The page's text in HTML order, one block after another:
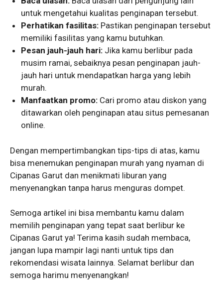
untuk mengetahui kualitas penginapan tersebut.
Perhatikan fasilitas: Pastikan penginapan tersebut
memiliki fasilitas yang kamu butuhkan.
Pesan jauh-jauh hari: Jika kamu berlibur pada
musim ramai, sebaiknya pesan penginapan jauh-
jauh hari untuk mendapatkan harga yang lebih
murah.
Manfaatkan promo: Cari promo atau diskon yang
ditawarkan oleh penginapan atau situs pemesanan
online.
Dengan mempertimbangkan tips-tips di atas, kamu
bisa menemukan penginapan murah yang nyaman di
Cipanas Garut dan menikmati liburan yang
menyenangkan tanpa harus menguras dompet.
Semoga artikel ini bisa membantu kamu dalam
memilih penginapan yang tepat saat berlibur ke
Cipanas Garut ya! Terima kasih sudah membaca,
jangan lupa mampir lagi nanti untuk tips dan
rekomendasi wisata lainnya. Selamat berlibur dan
semoga harimu menyenangkan!